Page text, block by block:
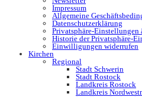
Impressum
Allgemeine
Datenschutzerklärung
Privatsphäre-Einstellungen
Historie der Privatsphäre-
Einwilligungen widerrufen
Kirchen
Regional
Stadt Schwerin
Stadt Rostock
Landkreis Rostock
Landkreis